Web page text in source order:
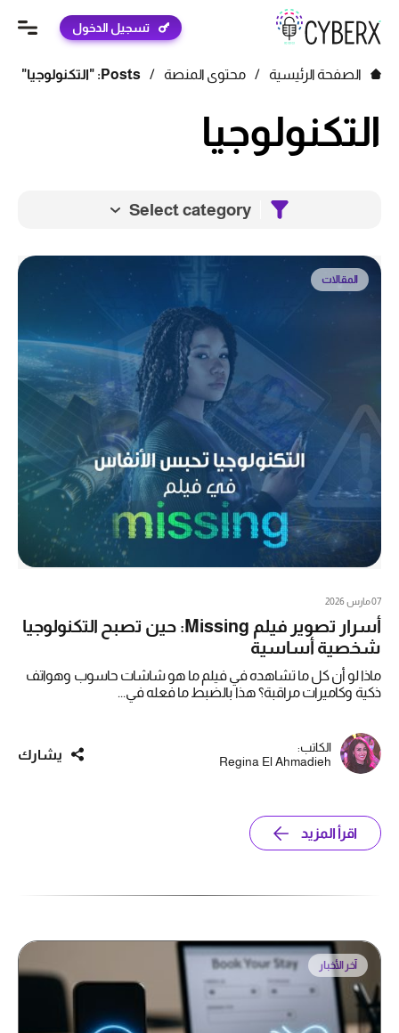
تسجيل الدخول
الصفحة الرئيسية / محتوى المنصة / Posts: "التكنولوجيا"
التكنولوجيا
Select category
المقالات
07 مارس 2026
أسرار تصوير فيلم Missing: حين تصبح التكنولوجيا
شخصية أساسية
ماذا لو أن كل ما تشاهده في فيلم ما هو شاشات حاسوب وهواتف
ذكية وكاميرات مراقبة؟ هذا بالضبط ما فعله في...
الكاتب:
Regina El Ahmadieh
يشارك
اقرأ المزيد
آخر الأخبار